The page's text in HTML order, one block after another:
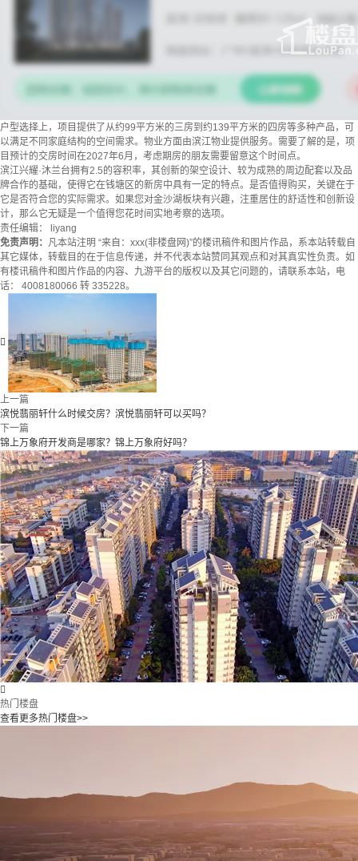
户型选择上，项目提供了从约99平方米的三房到约139平方米的四房等多种产品，可
以满足不同家庭结构的空间需求。物业方面由滨江物业提供服务。需要了解的是，项
目预计的交房时间在2027年6月，考虑期房的朋友需要留意这个时间点。
滨江兴耀·沐兰台拥有2.5的容积率，其创新的架空设计、较为成熟的周边配套以及品
牌合作的基础，使得它在钱塘区的新房中具有一定的特点。是否值得购买，关键在于
它是否符合您的实际需求。如果您对金沙湖板块有兴趣，注重居住的舒适性和创新设
计，那么它无疑是一个值得您花时间实地考察的选项。
责任编辑： liyang
免责声明： 凡本站注明 “来自：xxx(非楼盘网)”的楼讯稿件和图片作品，系本站转载自
其它媒体，转载目的在于信息传递，并不代表本站赞同其观点和对其真实性负责。如
有楼讯稿件和图片作品的内容、九游平台的版权以及其它问题的，请联系本站，电
话： 4008180066 转 335228。

上一篇
滨悦翡丽轩什么时候交房？滨悦翡丽轩可以买吗？
下一篇
锦上万象府开发商是哪家？锦上万象府好吗？

热门楼盘
查看更多热门楼盘>>